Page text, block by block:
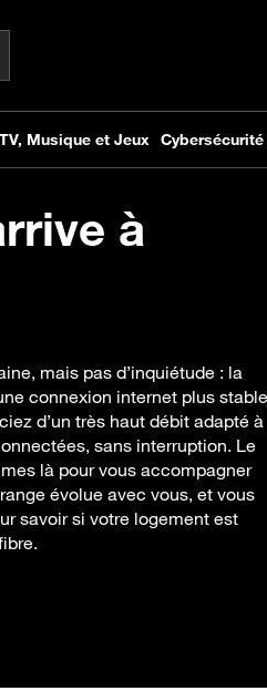
à
mais pas d’inquiétude : la
connexion internet plus stable
d’un très haut débit adapté à
sans interruption. Le
là pour vous accompagner
évolue avec vous, et vous
savoir si votre logement est